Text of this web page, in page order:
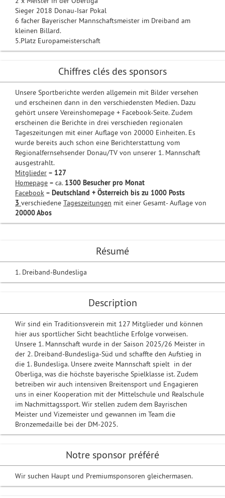
Résumé
1. Dreiband-Bundesliga
Description
Wir sind ein Traditionsverein mit 127 Mitglieder und können
hier aus sportlicher Sicht beachtliche Erfolge vorweisen.
Unsere 1. Mannschaft wurde in der Saison 2025/26 Meister in
der 2. Dreiband-Bundesliga-Süd und schaffte den Aufstieg in
die 1. Bundesliga. Unsere zweite Mannschaft spielt in der
Oberliga, was die höchste bayerische Spielklasse ist. Zudem
betreiben wir auch intensiven Breitensport und Engagieren
uns in einer Kooperation mit der Mittelschule und Realschule
im Nachmittagssport. Wir stellen zudem dem Bayrischen
Meister und Vizemeister und gewannen im Team die
Bronzemedaille bei der DM-2025.
Notre sponsor préféré
Wir suchen Haupt und Premiumsponsoren gleichermasen.
Sieger 2018 Donau-Isar Pokal
6 facher Bayerischer Mannschaftsmeister im Dreiband am
kleinen Billard.
5.Platz Europameisterschaft
Chiffres clés des sponsors
Unsere Sportberichte werden allgemein mit Bilder versehen
und erscheinen dann in den verschiedensten Medien. Dazu
gehört unsere Vereinshomepage + Facebook-Seite. Zudem
erscheinen die Berichte in drei verschieden regionalen
Tageszeitungen mit einer Auflage von 20000 Einheiten. Es
wurde bereits auch schon eine Berichterstattung vom
Regionalfernsehsender Donau/TV von unserer 1. Mannschaft
ausgestrahlt.
Mitglieder = 127
Homepage = ca. 1300 Besucher pro Monat
Facebook = Deutschland + Österreich bis zu 1000 Posts
3 verschiedene Tageszeitungen mit einer Gesamt- Auflage von
20000 Abos